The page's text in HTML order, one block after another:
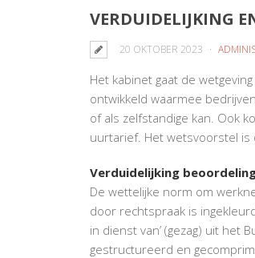
VERDUIDELIJKING
20 OKTOBER 2023
Het kabinet gaat de
ontwikkeld waarmee
of als zelfstandige kan. Ook
uurtarief. Het wetsvoorstel
Verduidelijking
De wettelijke norm om
door rechtspraak is
in dienst van’ (gezag) uit het
gestructureerd en